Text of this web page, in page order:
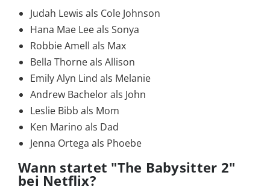
Judah Lewis als Cole Johnson
Hana Mae Lee als Sonya
Robbie Amell als Max
Bella Thorne als Allison
Emily Alyn Lind als Melanie
Andrew Bachelor als John
Leslie Bibb als Mom
Ken Marino als Dad
Jenna Ortega als Phoebe
Wann startet "The Babysitter 2"
bei Netflix?